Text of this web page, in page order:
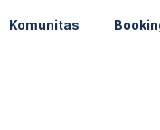
Komunitas